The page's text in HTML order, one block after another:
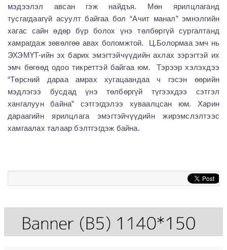
мэдээлэл авсан гэж найдъя. Мөн ярилцлаганд
тусгагдаагүй асуулт байгаа бол “Ачит манал” эмнэлгийн
хагас сайн өдөр бүр болох үнэ төлбөргүй сургалтанд
хамрагдаж зөвөлгөө авах боломжтой. Ц.Болормаа эмч нь
ЭХЭМҮТ-ийн эх барих эмэгтэйчүүдийн ахлах зэрэгтэй их
эмч бөгөөд одоо тикреттэй байгаа юм. Тэрээр хэлэхдээ
“Төрсний дараа амрах хугацаандаа ч гэсэн өөрийн
мэдлэгээ бусдад үнэ төлбөргүй түгээхдээ сэтгэл
хангалуун байна” сэтгэгдэлээ хуваалцсан юм. Харин
дараагийн ярилцлага эмэгтэйчүүдийн жирэмслэлтээс
хамгаалах талаар бэлтгэгдэж байна.